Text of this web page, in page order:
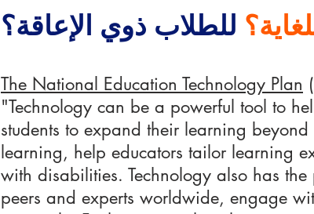
للطلاب ذوي الإعاقة؟
The National Education Technology Plan
"Technology can be a powerful tool to
students to expand their learning
learning, help educators tailor learning
with disabilities. Technology also has
peers and experts worldwide, engage